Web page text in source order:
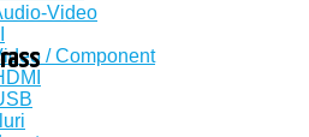
Video
/ Component